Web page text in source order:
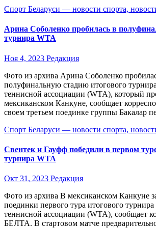
Спорт Беларуси — новости спорта,
Арина Соболенко пробилась в
турнира WTA
Ноя 4, 2023 Редакция
Фото из архива Арина Соболенко
полуфинальную стадию итогового
теннисной ассоциации (WTA), который
мексиканском Канкуне, сообщает
своем третьем поединке группы Бакалар
Спорт Беларуси — новости спорта,
Свентек и Гауфф победили в первом
турнира WTA
Окт 31, 2023 Редакция
Фото из архива В мексиканском Канкуне
поединки первого тура итогового
теннисной ассоциации (WTA), сообщает
БЕЛТА. В стартовом матче